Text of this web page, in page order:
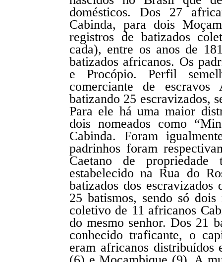
domésticos. Dos 27
Cabinda, para dois
registros de batizados
cada), entre os anos de
batizados africanos. Os
e Procópio. Perfil
comerciante de
batizando 25 escravizados,
Para ele há uma maior
dois nomeados como
Cabinda. Foram
padrinhos foram
Caetano de
estabelecido na Rua do
batizados dos
25 batismos, sendo só
coletivo de 11 africanos
do mesmo senhor. Dos 21
conhecido traficante, o
eram africanos